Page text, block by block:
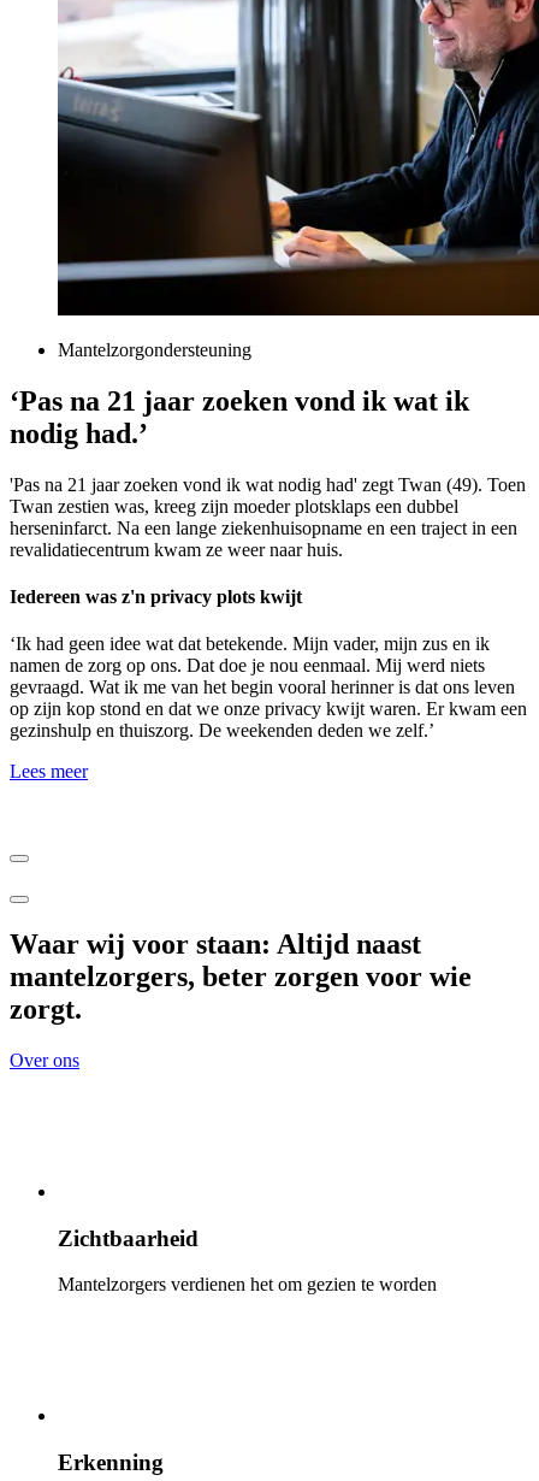
Mantelzorgondersteuning
‘Pas na 21 jaar zoeken vond ik wat ik
nodig had.’
'Pas na 21 jaar zoeken vond ik wat nodig had' zegt Twan (49). Toen
Twan zestien was, kreeg zijn moeder plotsklaps een dubbel
herseninfarct. Na een lange ziekenhuisopname en een traject in een
revalidatiecentrum kwam ze weer naar huis.
Iedereen was z'n privacy plots kwijt
‘Ik had geen idee wat dat betekende. Mijn vader, mijn zus en ik
namen de zorg op ons. Dat doe je nou eenmaal. Mij werd niets
gevraagd. Wat ik me van het begin vooral herinner is dat ons leven
op zijn kop stond en dat we onze privacy kwijt waren. Er kwam een
gezinshulp en thuiszorg. De weekenden deden we zelf.’
Lees meer
Waar wij voor staan: Altijd naast
mantelzorgers, beter zorgen voor wie
zorgt.
Over ons
Zichtbaarheid
Mantelzorgers verdienen het om gezien te worden
Erkenning